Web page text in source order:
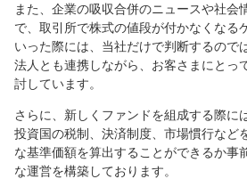
また、企業の吸収合併のニュースや社会
で、取引所で株式の値段が付かなくなる
いった際には、当社だけで判断するので
法人とも連携しながら、お客さまにとっ
討しています。
さらに、新しくファンドを組成する際に
投資国の税制、決済制度、市場慣行など
な基準価額を算出することができるか事
な運営を構築しております。